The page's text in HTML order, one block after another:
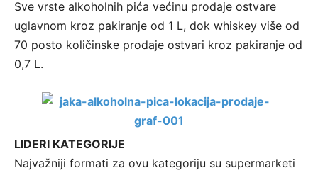
Sve vrste alkoholnih pića većinu prodaje ostvare
uglavnom kroz pakiranje od 1 L, dok whiskey više od
70 posto količinske prodaje ostvari kroz pakiranje od
0,7 L.
LIDERI KATEGORIJE
Najvažniji formati za ovu kategoriju su supermarketi